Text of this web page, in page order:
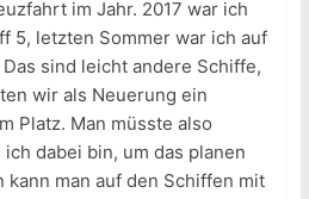
im Jahr. 2017 war ich
5, letzten Sommer war ich auf
sind leicht andere Schiffe,
wir als Neuerung ein
Platz. Man müsste also
dabei bin, um das planen
kann man auf den Schiffen mit